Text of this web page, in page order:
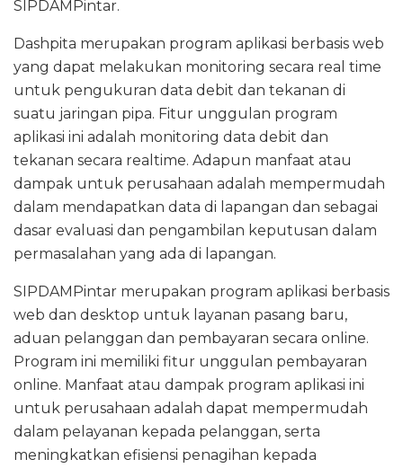
SIPDAMPintar.
Dashpita merupakan program aplikasi berbasis web
yang dapat melakukan monitoring secara real time
untuk pengukuran data debit dan tekanan di
suatu jaringan pipa. Fitur unggulan program
aplikasi ini adalah monitoring data debit dan
tekanan secara realtime. Adapun manfaat atau
dampak untuk perusahaan adalah mempermudah
dalam mendapatkan data di lapangan dan sebagai
dasar evaluasi dan pengambilan keputusan dalam
permasalahan yang ada di lapangan.
SIPDAMPintar merupakan program aplikasi berbasis
web dan desktop untuk layanan pasang baru,
aduan pelanggan dan pembayaran secara online.
Program ini memiliki fitur unggulan pembayaran
online. Manfaat atau dampak program aplikasi ini
untuk perusahaan adalah dapat mempermudah
dalam pelayanan kepada pelanggan, serta
meningkatkan efisiensi penagihan kepada